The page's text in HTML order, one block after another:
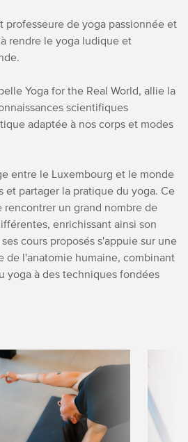
professeure de yoga passionnée et
rendre le yoga ludique et
Yoga for the Real World, allie la
scientifiques
adaptée à nos corps et modes
entre le Luxembourg et le monde
et partager la pratique du yoga. Ce
rencontrer un grand nombre de
enrichissant ainsi son
cours proposés s'appuie sur une
de l'anatomie humaine, combinant
yoga à des techniques fondées